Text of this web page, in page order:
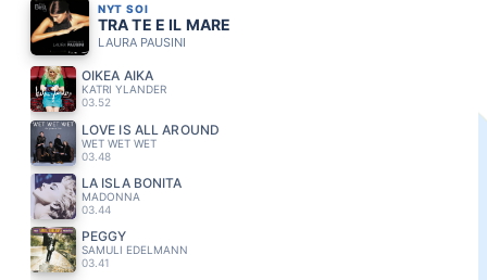
NYT SOI
TRA TE E IL MARE
LAURA PAUSINI
OIKEA AIKA
KATRI YLANDER
03.52
LOVE IS ALL AROUND
WET WET WET
03.48
LA ISLA BONITA
MADONNA
03.44
PEGGY
SAMULI EDELMANN
03.41